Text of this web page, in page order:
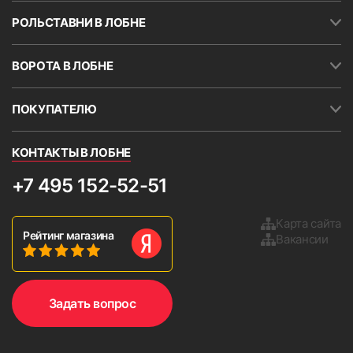
значение. Кассету и направляющие можно
устанавливать на скотч (поставляется в
комплекте с жалюзи). Скотч также наклеен на
короб шириной около 30 мм. в верхней части
кассеты.
непрямоугольные.
Важное условие.
откос расположен очень
сокращать угол открытия
створки. Кроме того, возможно
повреждение рулонных
жалюзи при сильном
открывании створки.
9. Установить боковые крышки и проверьте работу
изделия, опустив и подняв ткань 2-3 раза.
РОЛЬСТАВНИ В ЛОБНЕ
ВОРОТА В ЛОБНЕ
ПОКУПАТЕЛЮ
КОНТАКТЫ В ЛОБНЕ
+7 495 152-52-51
Рейтинг магазина
Карта сайта
Вакансии
Задать вопрос